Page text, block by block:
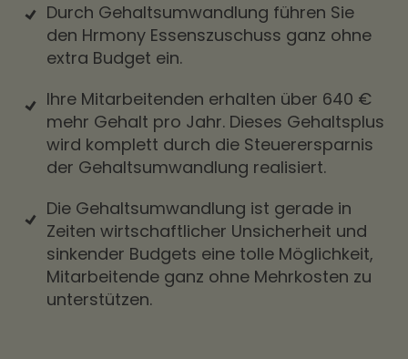
Durch Gehaltsumwandlung führen Sie
den Hrmony Essenszuschuss ganz ohne
extra Budget ein.
Ihre Mitarbeitenden erhalten über 640 €
mehr Gehalt pro Jahr. Dieses Gehaltsplus
wird komplett durch die Steuerersparnis
der Gehaltsumwandlung realisiert.
Die Gehaltsumwandlung ist gerade in
Zeiten wirtschaftlicher Unsicherheit und
sinkender Budgets eine tolle Möglichkeit,
Mitarbeitende ganz ohne Mehrkosten zu
unterstützen.